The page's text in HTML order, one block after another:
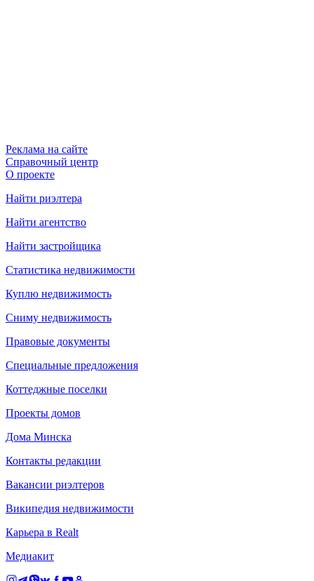
Реклама на сайте
Справочный центр
О проекте
Найти риэлтера
Найти агентство
Найти застройщика
Статистика недвижимости
Куплю недвижимость
Сниму недвижимость
Правовые документы
Специальные предложения
Коттеджные поселки
Проекты домов
Дома Минска
Контакты редакции
Вакансии риэлтеров
Википедия недвижимости
Карьера в Realt
Медиакит